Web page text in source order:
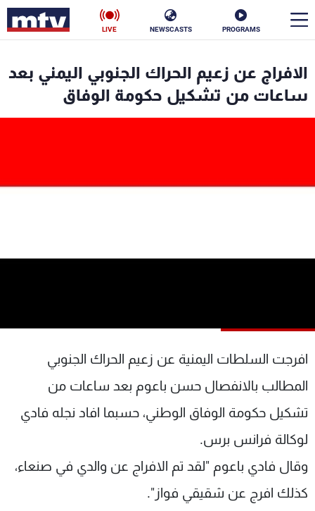
PROGRAMS
NEWSCASTS
LIVE
الافراج عن زعيم الحراك الجنوبي اليمني بعد
ساعات من تشكيل حكومة الوفاق
افرجت السلطات اليمنية عن زعيم الحراك الجنوبي
المطالب بالانفصال حسن باعوم بعد ساعات من
تشكيل حكومة الوفاق الوطني، حسبما افاد نجله فادي
لوكالة فرانس برس.
وقال فادي باعوم "لقد تم الافراج عن والدي في صنعاء،
كذلك افرج عن شقيقي فواز".
الأخبار
شاهد البرامج
الترددات
الإنـتـاج
وظائف
تواصل معنا
شروط الإسـتخدام